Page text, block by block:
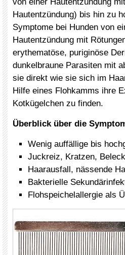
Hautentzündung) bis hin zu
Symptome bei Hunden von
Hautentzündung mit
erythematöse, puriginöse
dunkelbraune Parasiten mit
sie direkt wie sie sich im
Hilfe eines Flohkamms ihre
Kotkügelchen zu finden.
Überblick über die
Wenig auffällige bis
Juckreiz, Kratzen,
Haarausfall, nässende
Bakterielle
Flohspeichelallergie als